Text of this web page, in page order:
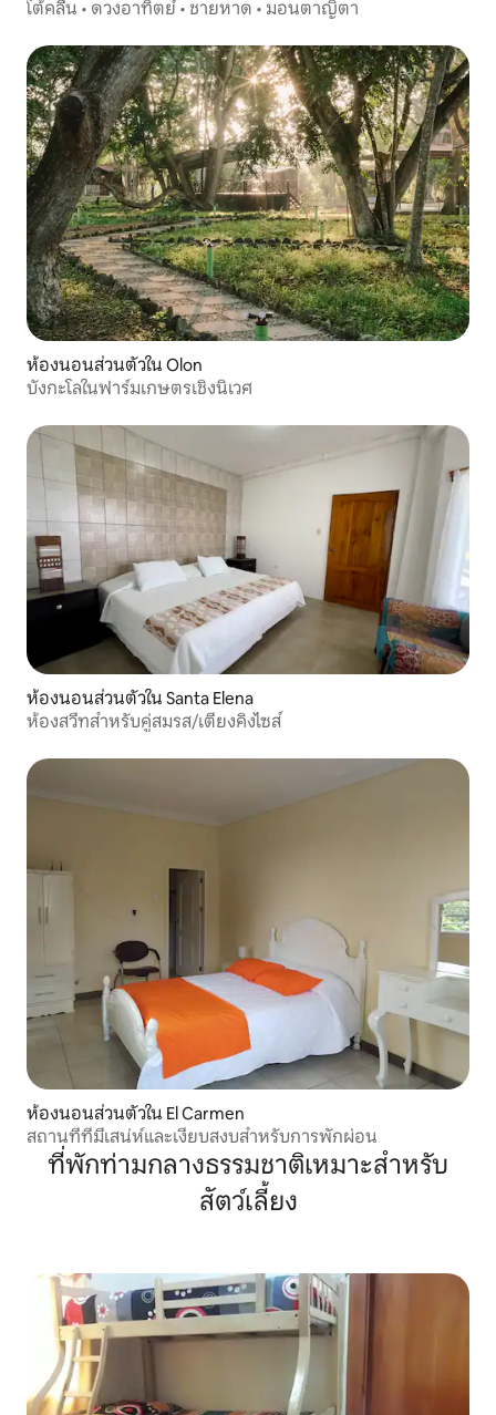
โต้คลื่น • ดวงอาทิตย์ • ชายหาด • มอนตาญิตา
ห้องนอนส่วนตัวใน Olon
บังกะโลในฟาร์มเกษตรเชิงนิเวศ
ห้องนอนส่วนตัวใน Santa Elena
ห้องสวีทสำหรับคู่สมรส/เตียงคิงไซส์
ห้องนอนส่วนตัวใน El Carmen
สถานที่ที่มีเสน่ห์และเงียบสงบสำหรับการพักผ่อน
ที่พักท่ามกลางธรรมชาติเหมาะสำหรับ
สัตว์เลี้ยง